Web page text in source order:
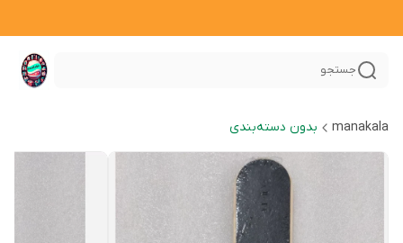
جستجو
manakala بدون دسته‌بندی